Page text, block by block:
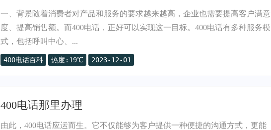
一、背景随着消费者对产品和服务的要求越来越高，企业也需要提高客户满意
度、提高销售额。而400电话，正好可以实现这一目标。400电话有多种服务模
式，包括呼叫中心、...
400电话百科 热度:19℃ 2023-12-01
400电话那里办理
由此，400电话应运而生。它不仅能够为客户提供一种便捷的沟通方式，更能